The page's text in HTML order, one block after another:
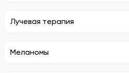
Лучевая терапия
Меланомы